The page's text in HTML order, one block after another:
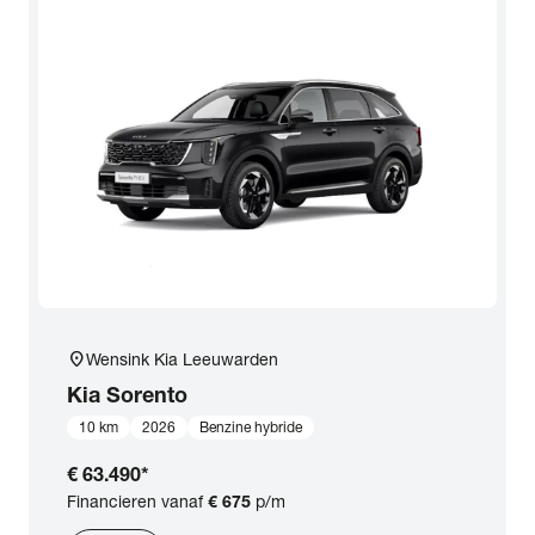
location_onWensink Kia Leeuwarden
Kia Sorento
10 km 2026 Benzine hybride
€ 63.490*
Financieren vanaf€ 675 p/m